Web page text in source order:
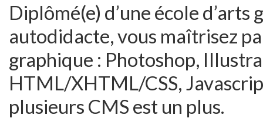
Diplômé(e) d’une école
autodidacte, vous maîtrisez
graphique : Photoshop,
HTML/XHTML/CSS,
plusieurs CMS est un plus.